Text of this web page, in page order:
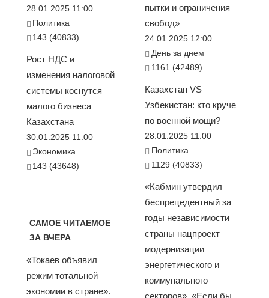
28.01.2025 11:00
Политика
143 (40833)
Рост НДС и
изменения налоговой
системы коснутся
малого бизнеса
Казахстана
30.01.2025 11:00
Экономика
143 (43648)
САМОЕ ЧИТАЕМОЕ
ЗА ВЧЕРА
«Токаев объявил
режим тотальной
экономии в стране».
пытки и ограничения
свобод»
24.01.2025 12:00
День за днем
1161 (42489)
Казахстан VS
Узбекистан: кто круче
по военной мощи?
28.01.2025 11:00
Политика
1129 (40833)
«Кабмин утвердил
беспрецедентный за
годы независимости
страны нацпроект
модернизации
энергетического и
коммунального